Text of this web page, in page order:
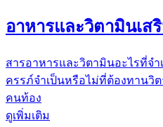
อาหารและวิตามินเส
สารอาหารและวิตามินอะไรที่จ
ครรภ์จำเป็นหรือไม่ที่ต้องทานวิ
คนท้อง
ดูเพิ่มเติม